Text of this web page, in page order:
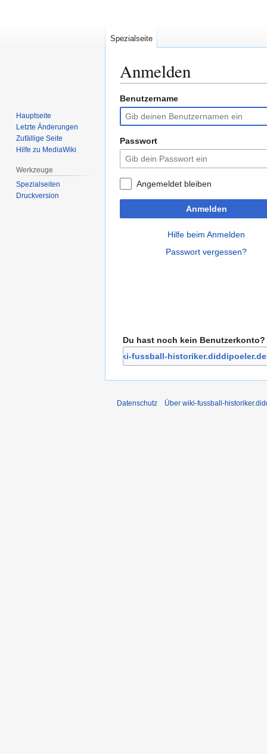
Anmelden
Zur
Navigation
springen
Zur
Suche
springen
Benutzername
Passwort
Angemeldet bleiben
Anmelden
Hilfe beim Anmelden
Passwort vergessen?
Du hast noch kein Benutzerkonto?
Bei wiki-fussball-
Spezialseite
Hauptseite
Letzte Änderungen
Zufällige Seite
Hilfe zu MediaWiki
Werkzeuge
Spezialseiten
Druckversion
Datenschutz Über wiki-fussball-